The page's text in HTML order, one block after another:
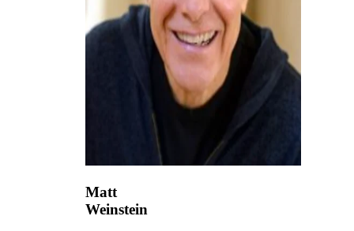
Matt
Weinstein